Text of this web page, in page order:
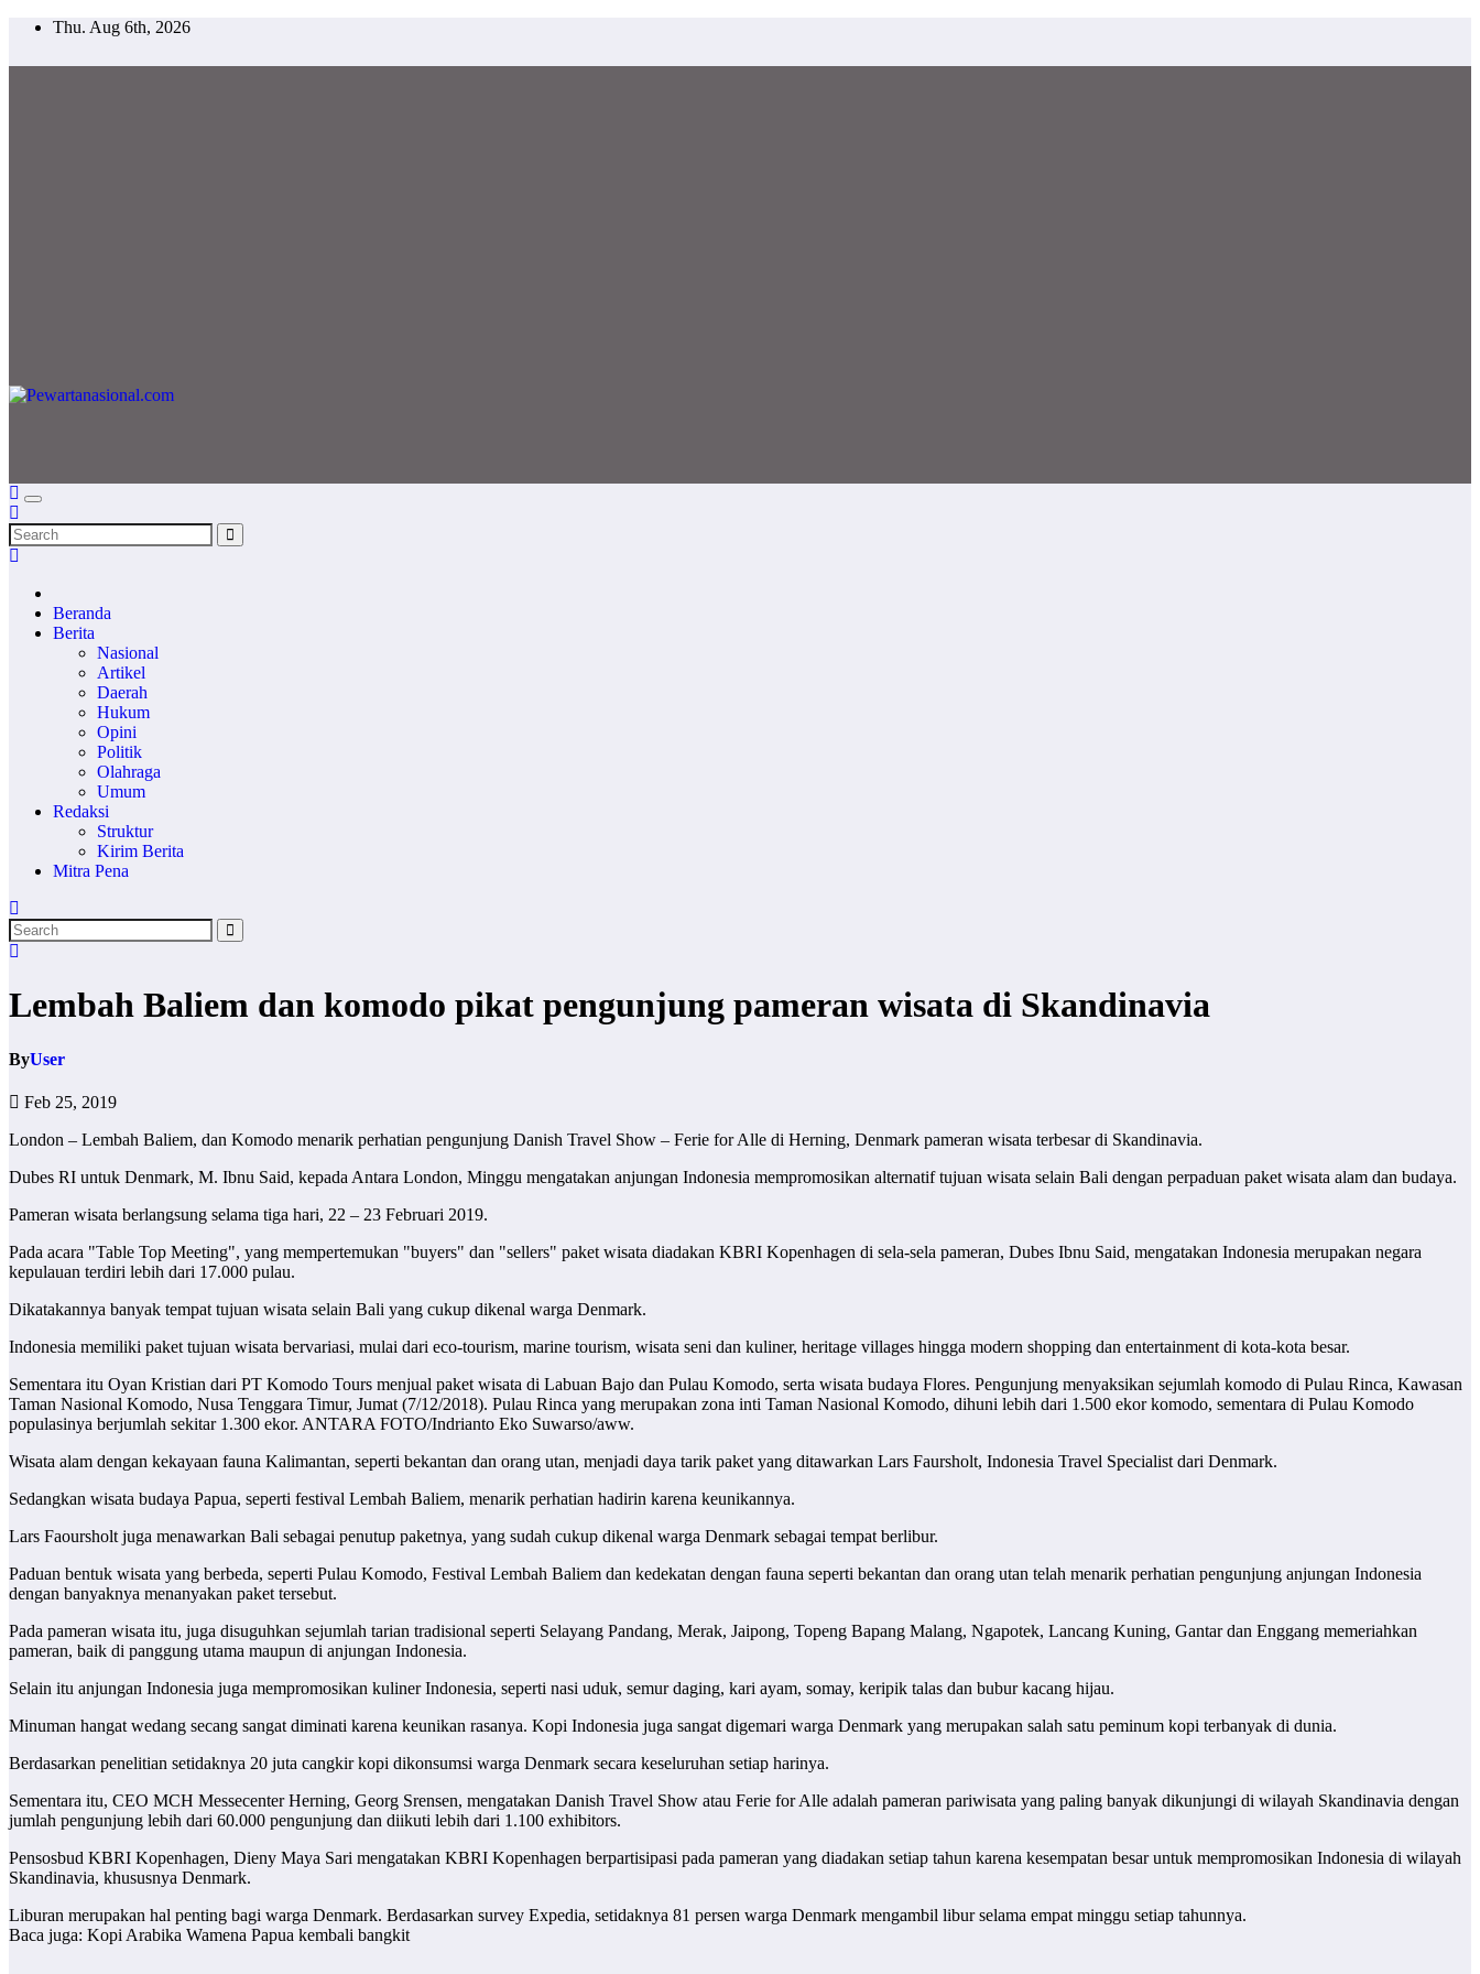
Thu. Aug 6th, 2026
Pewartanasional.com
Netizen Journalisme
Beranda
Berita
Nasional
Artikel
Daerah
Hukum
Opini
Politik
Olahraga
Umum
Redaksi
Struktur
Kirim Berita
Mitra Pena
Lembah Baliem dan komodo pikat pengunjung pameran wisata di Skandinavia
ByUser
Feb 25, 2019
London – Lembah Baliem, dan Komodo menarik perhatian pengunjung Danish Travel Show – Ferie for Alle di Herning, Denmark pameran wisata terbesar di Skandinavia.
Dubes RI untuk Denmark, M. Ibnu Said, kepada Antara London, Minggu mengatakan anjungan Indonesia mempromosikan alternatif tujuan wisata selain Bali dengan perpaduan paket wisata alam dan budaya.
Pameran wisata berlangsung selama tiga hari, 22 – 23 Februari 2019.
Pada acara "Table Top Meeting", yang mempertemukan "buyers" dan "sellers" paket wisata diadakan KBRI Kopenhagen di sela-sela pameran, Dubes Ibnu Said, mengatakan Indonesia merupakan negara
kepulauan terdiri lebih dari 17.000 pulau.
Dikatakannya banyak tempat tujuan wisata selain Bali yang cukup dikenal warga Denmark.
Indonesia memiliki paket tujuan wisata bervariasi, mulai dari eco-tourism, marine tourism, wisata seni dan kuliner, heritage villages hingga modern shopping dan entertainment di kota-kota besar.
Sementara itu Oyan Kristian dari PT Komodo Tours menjual paket wisata di Labuan Bajo dan Pulau Komodo, serta wisata budaya Flores. Pengunjung menyaksikan sejumlah komodo di Pulau Rinca, Kawasan
Taman Nasional Komodo, Nusa Tenggara Timur, Jumat (7/12/2018). Pulau Rinca yang merupakan zona inti Taman Nasional Komodo, dihuni lebih dari 1.500 ekor komodo, sementara di Pulau Komodo
populasinya berjumlah sekitar 1.300 ekor. ANTARA FOTO/Indrianto Eko Suwarso/aww.
Wisata alam dengan kekayaan fauna Kalimantan, seperti bekantan dan orang utan, menjadi daya tarik paket yang ditawarkan Lars Faursholt, Indonesia Travel Specialist dari Denmark.
Sedangkan wisata budaya Papua, seperti festival Lembah Baliem, menarik perhatian hadirin karena keunikannya.
Lars Faoursholt juga menawarkan Bali sebagai penutup paketnya, yang sudah cukup dikenal warga Denmark sebagai tempat berlibur.
Paduan bentuk wisata yang berbeda, seperti Pulau Komodo, Festival Lembah Baliem dan kedekatan dengan fauna seperti bekantan dan orang utan telah menarik perhatian pengunjung anjungan Indonesia
dengan banyaknya menanyakan paket tersebut.
Pada pameran wisata itu, juga disuguhkan sejumlah tarian tradisional seperti Selayang Pandang, Merak, Jaipong, Topeng Bapang Malang, Ngapotek, Lancang Kuning, Gantar dan Enggang memeriahkan
pameran, baik di panggung utama maupun di anjungan Indonesia.
Selain itu anjungan Indonesia juga mempromosikan kuliner Indonesia, seperti nasi uduk, semur daging, kari ayam, somay, keripik talas dan bubur kacang hijau.
Minuman hangat wedang secang sangat diminati karena keunikan rasanya. Kopi Indonesia juga sangat digemari warga Denmark yang merupakan salah satu peminum kopi terbanyak di dunia.
Berdasarkan penelitian setidaknya 20 juta cangkir kopi dikonsumsi warga Denmark secara keseluruhan setiap harinya.
Sementara itu, CEO MCH Messecenter Herning, Georg Srensen, mengatakan Danish Travel Show atau Ferie for Alle adalah pameran pariwisata yang paling banyak dikunjungi di wilayah Skandinavia dengan
jumlah pengunjung lebih dari 60.000 pengunjung dan diikuti lebih dari 1.100 exhibitors.
Pensosbud KBRI Kopenhagen, Dieny Maya Sari mengatakan KBRI Kopenhagen berpartisipasi pada pameran yang diadakan setiap tahun karena kesempatan besar untuk mempromosikan Indonesia di wilayah
Skandinavia, khususnya Denmark.
Liburan merupakan hal penting bagi warga Denmark. Berdasarkan survey Expedia, setidaknya 81 persen warga Denmark mengambil libur selama empat minggu setiap tahunnya.
Baca juga: Kopi Arabika Wamena Papua kembali bangkit